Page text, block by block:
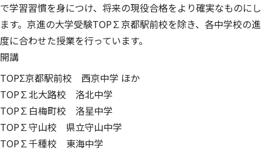
で学習習慣を身につけ、将来の現役合格をより確実なものにし
ます。京進の大学受験TOP∑京都駅前校を除き、各中学校の進
度に合わせた授業を行っています。
開講
TOPΣ京都駅前校 西京中学 ほか
TOP∑北大路校 洛北中学
TOP∑白梅町校 洛星中学
TOP∑守山校 県立守山中学
TOP∑千種校 東海中学